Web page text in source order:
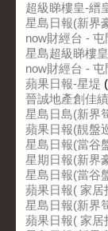
超級睇樓皇-縉
星島日報(新界
now財經台 -
星島超級睇樓
now財經台 -
蘋果日報-星堤
晉誠地產創佳績
星島日島(新界
蘋果日報(靚盤
星島日報(當谷
星期日報(新界
星島日報(當谷
蘋果日報( 家居
星島日報(新界
蘋果日報( 家居